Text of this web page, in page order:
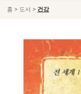
홈 > 도서 > 건강